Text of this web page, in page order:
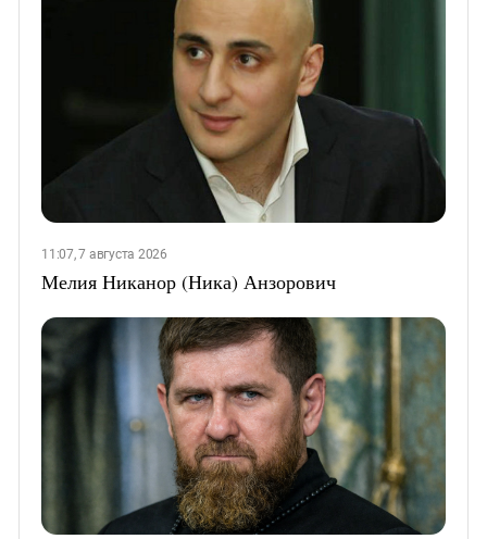
11:07, 7 августа 2026
Мелия Никанор (Ника) Анзорович